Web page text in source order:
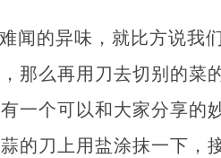
闻的异味，就比方说我
那么再用刀去切别的菜
一个可以和大家分享的
的刀上用盐涂抹一下，